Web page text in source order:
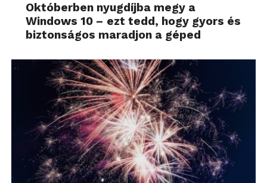
Októberben nyugdíjba megy a
Windows 10 – ezt tedd, hogy gyors és
biztonságos maradjon a géped